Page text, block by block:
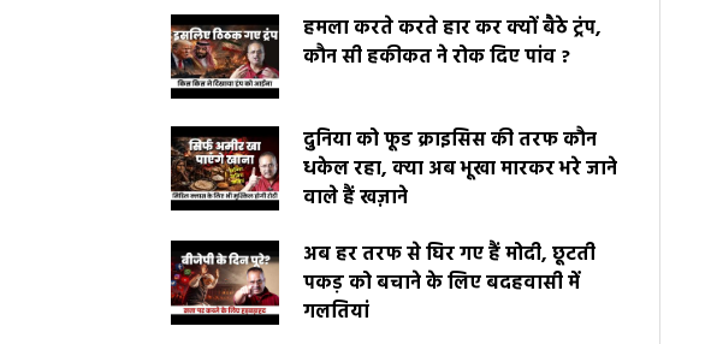
हमला करते करते हार कर क्यों बैठे ट्रंप,
कौन सी हकीकत ने रोक दिए पांव ?
दुनिया को फूड क्राइसिस की तरफ कौन
धकेल रहा, क्या अब भूखा मारकर भरे जाने
वाले हैं खज़ाने
अब हर तरफ से घिर गए हैं मोदी, छूटती
पकड़ को बचाने के लिए बदहवासी में
गलतियां